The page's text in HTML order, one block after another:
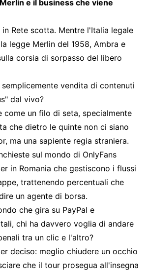
e il business che viene
Rete scotta. Mentre l'Italia legale
legge Merlin del 1958, Ambra e
corsia di sorpasso del libero
vendita di contenuti
dal vivo?
come un filo di seta, specialmente
che dietro le quinte non ci siano
ma una sapiente regia straniera.
sul mondo di OnlyFans
in Romania che gestiscono i flussi
trattenendo percentuali che
un agente di borsa.
che gira su PayPal e
chi ha davvero voglia di andare
tra un clic e l'altro?
deciso: meglio chiudere un occhio
che il tour prosegua all'insegna